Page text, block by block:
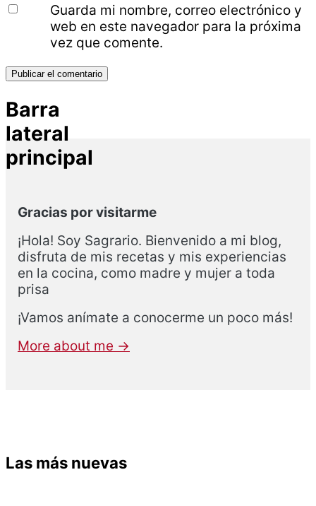
Guarda mi nombre, correo electrónico y
web en este navegador para la próxima
vez que comente.
Barra
lateral
principal
Gracias por visitarme
¡Hola! Soy Sagrario. Bienvenido a mi blog,
disfruta de mis recetas y mis experiencias
en la cocina, como madre y mujer a toda
prisa
¡Vamos anímate a conocerme un poco más!
More about me →
Las más nuevas